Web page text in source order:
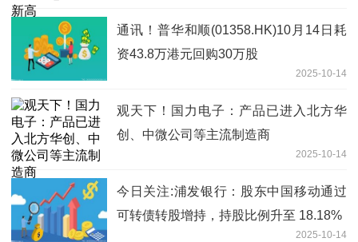
通讯！普华和顺(01358.HK)10月14日耗
资43.8万港元回购30万股
2025-10-14
观天下！国力电子：产品已进入北方华
创、中微公司等主流制造商
2025-10-14
今日关注:浦发银行：股东中国移动通过
可转债转股增持，持股比例升至 18.18%
2025-10-14